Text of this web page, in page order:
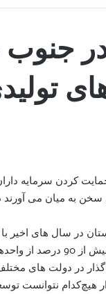
کردن سرمایه
به میان می آورند
در سال های اخیر
است.
در دولت های
نتوانست